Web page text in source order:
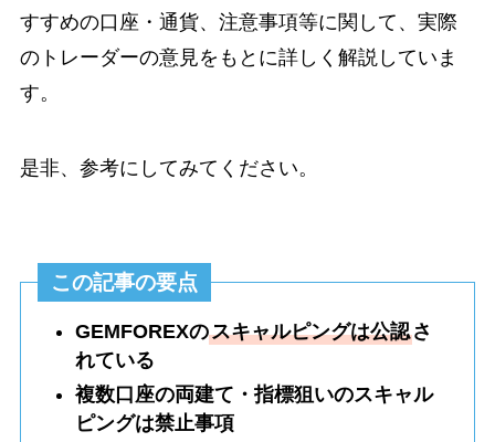
すすめの口座・通貨、注意事項等に関して、実際
のトレーダーの意見をもとに詳しく解説していま
す。
是非、参考にしてみてください。
この記事の要点
GEMFOREXのスキャルピングは公認さ
れている
複数口座の両建て・指標狙いのスキャル
ピングは禁止事項